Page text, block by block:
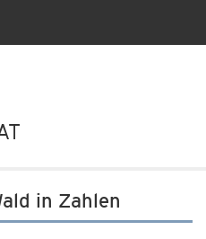
in Zahlen